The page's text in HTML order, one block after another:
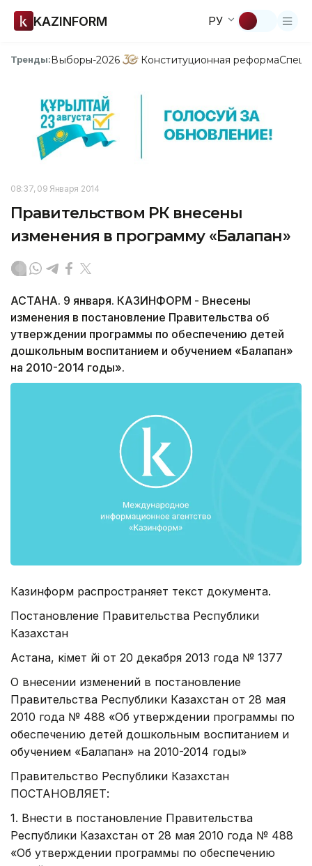
KAZINFORM РУ
Тренды:Выборы-2026 Конституционная реформа
08:37, 09 Января 2014
Правительством РК внесены
изменения в программу «Балапан»
АСТАНА. 9 января. КАЗИНФОРМ - Внесены
изменения в постановление Правительства об
утверждении программы по обеспечению детей
дошкольным воспитанием и обучением «Балапан»
на 2010-2014 годы».
Казинформ распространяет текст документа.
Постановление Правительства Республики
Казахстан
Астана, Үкімет Үйі от 20 декабря 2013 года № 1377
О внесении изменений в постановление
Правительства Республики Казахстан от 28 мая
2010 года № 488 «Об утверждении программы по
обеспечению детей дошкольным воспитанием и
обучением «Балапан» на 2010-2014 годы»
Правительство Республики Казахстан
ПОСТАНОВЛЯЕТ:
1. Внести в постановление Правительства
Республики Казахстан от 28 мая 2010 года № 488
«Об утверждении программы по обеспечению